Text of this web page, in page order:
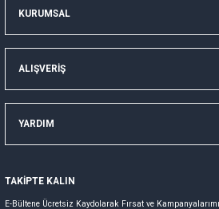
KURUMSAL
ALIŞVERİŞ
YARDIM
TAKİPTE KALIN
E-Bültene Ücretsiz Kaydolarak Fırsat ve